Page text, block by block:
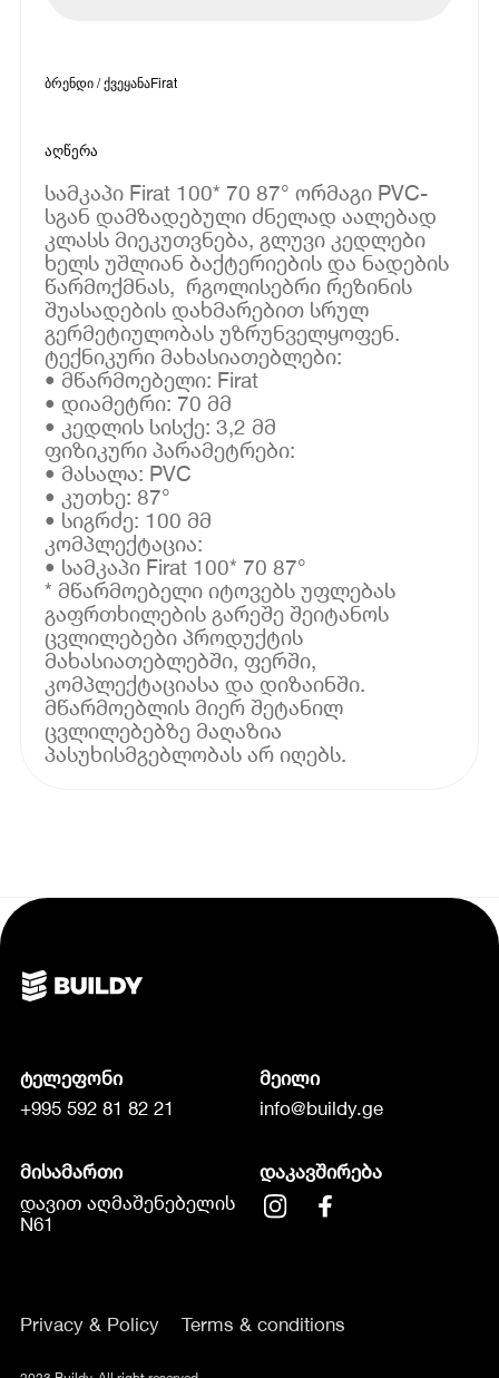
ბრენდი / ქვეყანაFirat
აღწერა
სამკაპი Firat 100* 70 87° ორმაგი PVC-
სგან დამზადებული ძნელად აალებად
კლასს მიეკუთვნება, გლუვი კედლები
ხელს უშლიან ბაქტერიების და ნადების
წარმოქმნას, რგოლისებრი რეზინის
შუასადების დახმარებით სრულ
გერმეტიულობას უზრუნველყოფენ.
ტექნიკური მახასიათებლები:
• მწარმოებელი: Firat
• დიამეტრი: 70 მმ
• კედლის სისქე: 3,2 მმ
ფიზიკური პარამეტრები:
• მასალა: PVC
• კუთხე: 87°
• სიგრძე: 100 მმ
კომპლექტაცია:
• სამკაპი Firat 100* 70 87°
* მწარმოებელი იტოვებს უფლებას
გაფრთხილების გარეშე შეიტანოს
ცვლილებები პროდუქტის
მახასიათებლებში, ფერში,
კომპლექტაციასა და დიზაინში.
მწარმოებლის მიერ შეტანილ
ცვლილებებზე მაღაზია
პასუხისმგებლობას არ იღებს.
ტელეფონი
+995 592 81 82 21
მეილი
info@buildy.ge
მისამართი
დავით აღმაშენებელის
N61
დაკავშირება
Privacy & Policy Terms & conditions